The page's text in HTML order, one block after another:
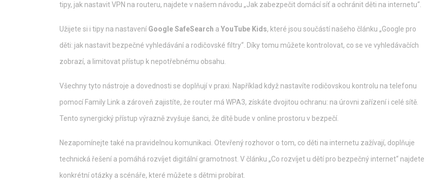
tipy, jak nastavit VPN na routeru, najdete v našem návodu „Jak zabezpečit domácí síť a ochránit děti na internetu“.
Užijete si i tipy na nastavení Google SafeSearch a YouTube Kids, které jsou součástí našeho článku „Google pro
děti: jak nastavit bezpečné vyhledávání a rodičovské filtry“. Díky tomu můžete kontrolovat, co se ve vyhledávačích
zobrazí, a limitovat přístup k nepotřebnému obsahu.
Všechny tyto nástroje a dovednosti se doplňují v praxi. Například když nastavíte rodičovskou kontrolu na telefonu
pomocí Family Link a zároveň zajistíte, že router má WPA3, získáte dvojitou ochranu: na úrovni zařízení i celé sítě.
Tento synergický přístup výrazně zvyšuje šanci, že dítě bude v online prostoru v bezpečí.
Nezapomínejte také na pravidelnou komunikaci. Otevřený rozhovor o tom, co děti na internetu zažívají, doplňuje
technická řešení a pomáhá rozvíjet digitální gramotnost. V článku „Co rozvíjet u dětí pro bezpečný internet“ najdete
konkrétní otázky a scénáře, které můžete s dětmi probírat.